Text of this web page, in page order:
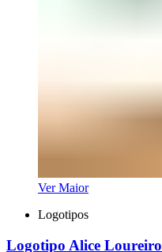
Ver Maior
Logotipos
Logotipo Alice Loureiro